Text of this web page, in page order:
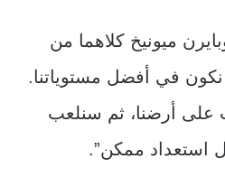
ميونيخ كلاهما من
نكون في أفضل مستوياتنا.
على أرضنا، ثم سنلعب
استعداد ممكن”.